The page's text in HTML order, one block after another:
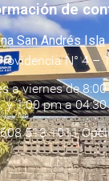
de
San Andrés Isla
N° 4 –
a viernes de
y 1:00 pm a
513 1011